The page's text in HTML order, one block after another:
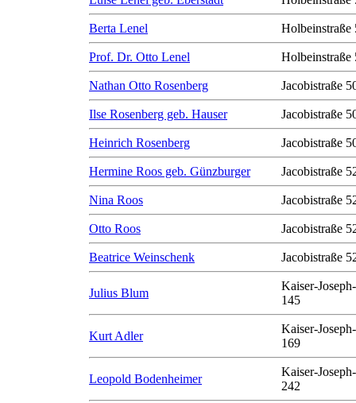
Berta Lenel Holbeinstraße
Prof. Dr. Otto Lenel Holbeinstraße
Nathan Otto Rosenberg Jacobistraße
Ilse Rosenberg geb. Hauser Jacobistraße
Heinrich Rosenberg Jacobistraße
Hermine Roos geb. Günzburger Jacobistraße
Nina Roos Jacobistraße
Otto Roos Jacobistraße
Beatrice Weinschenk Jacobistraße
Julius Blum
Kaiser-
145
Kurt Adler
Kaiser-
169
Leopold Bodenheimer
Kaiser-
242